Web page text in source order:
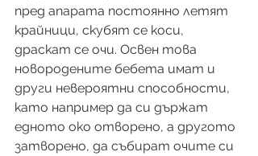
пред апарата постоянно летят
крайници, скубят се коси,
драскат се очи. Освен това
новородените бебета имат и
други невероятни способности,
като например да си държат
едното око отворено, а другото
затворено, да събират очите си